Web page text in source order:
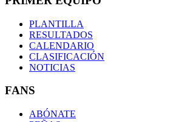
PLANTILLA
RESULTADOS
CALENDARIO
CLASIFICACIÓN
NOTICIAS
FANS
ABÓNATE